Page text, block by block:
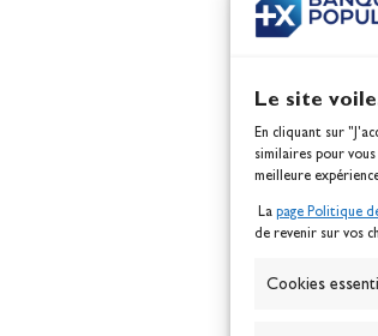
Le site
En cliquant sur
similaires pour
meilleure
La page Politique
de revenir sur vos
Cookies